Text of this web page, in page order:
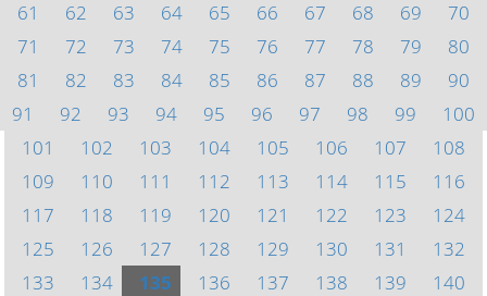
61
62 63 64 65 66 67 68 69
70
71
72 73 74 75 76 77 78 79
80
81
82 83 84 85 86 87 88 89
90
91
92 93 94 95 96 97 98 99
100
101
102 103 104 105 106 107
108
109
110 111 112 113 114 115
116
117
118 119 120 121 122 123
124
125
126 127 128 129 130 131
132
133
134 135 136 137 138 139
140